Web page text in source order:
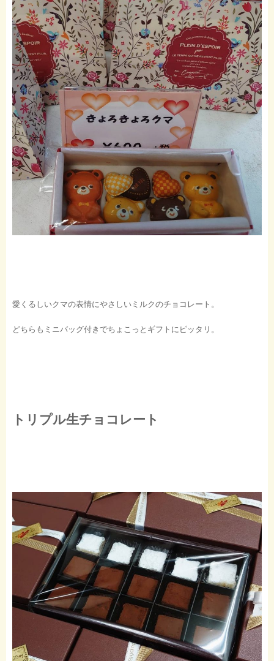
愛くるしいクマの表情にやさしいミルクのチョコレート。
どちらもミニバッグ付きでちょこっとギフトにピッタリ。
トリプル生チョコレート